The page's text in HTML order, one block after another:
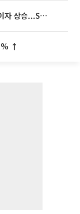
뉴욕증시, 연준 금리인상 기대감 꺾이자 상승...S&P500 사상 최고치 [종합]
↑